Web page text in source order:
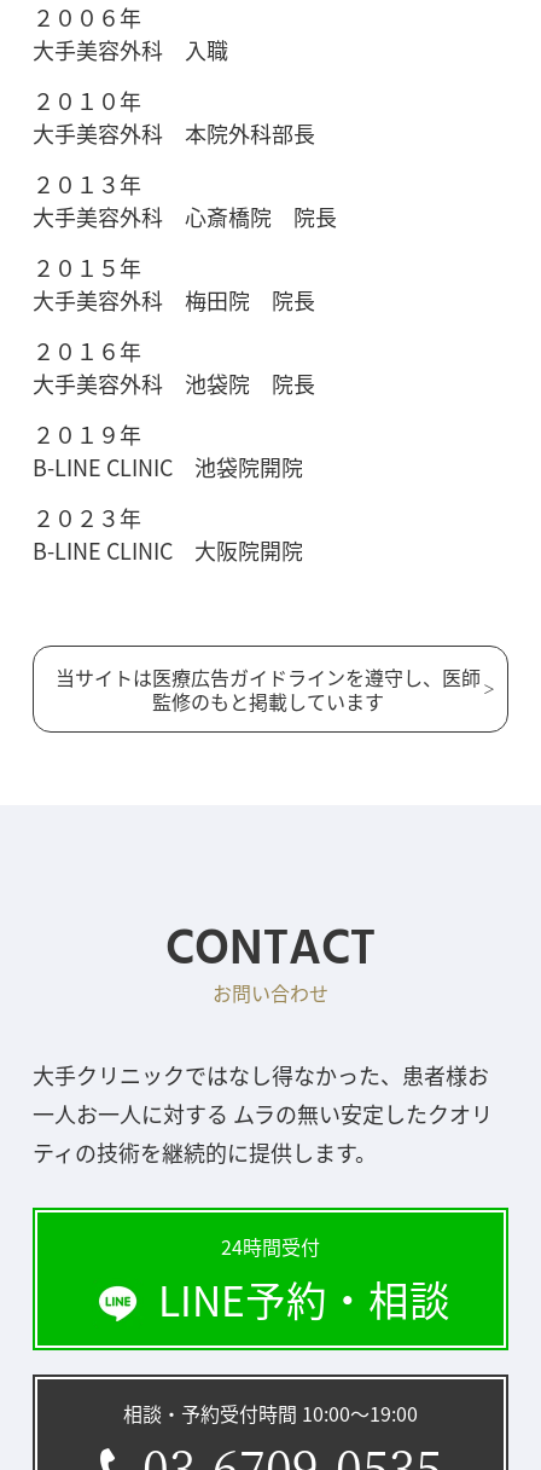
２００６年
大手美容外科 入職
２０１０年
大手美容外科 本院外科部長
２０１３年
大手美容外科 心斎橋院 院長
２０１５年
大手美容外科 梅田院 院長
２０１６年
大手美容外科 池袋院 院長
２０１９年
B-LINE CLINIC 池袋院開院
２０２３年
B-LINE CLINIC 大阪院開院
当サイトは医療広告ガイドラインを遵守し、医師
監修のもと掲載しています
CONTACT
お問い合わせ
大手クリニックではなし得なかった、患者様お
一人お一人に対する ムラの無い安定したクオリ
ティの技術を継続的に提供します。
相談・予約受付時間 10:00〜19:00
24時間受付
LINE予約・相談